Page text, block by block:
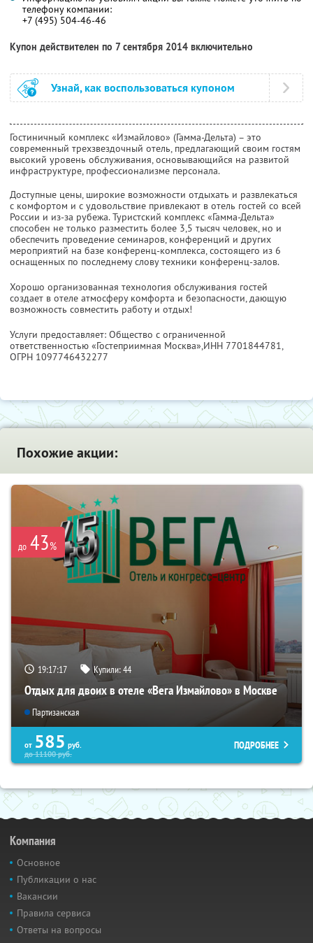
телефону компании:
+7 (495) 504-46-46
Купон действителен по 7 сентября 2014 включительно
Узнай, как воспользоваться купоном
Гостиничный комплекс «Измайлово» (Гамма-Дельта) – это
современный трехзвездочный отель, предлагающий своим гостям
высокий уровень обслуживания, основывающийся на развитой
инфраструктуре, профессионализме персонала.
Доступные цены, широкие возможности отдыхать и развлекаться
с комфортом и с удовольствие привлекают в отель гостей со всей
России и из-за рубежа. Туристский комплекс «Гамма-Дельта»
способен не только разместить более 3,5 тысяч человек, но и
обеспечить проведение семинаров, конференций и других
мероприятий на базе конференц-комплекса, состоящего из 6
оснащенных по последнему слову техники конференц-залов.
Хорошо организованная технология обслуживания гостей
создает в отеле атмосферу комфорта и безопасности, дающую
возможность совместить работу и отдых!
Услуги предоставляет: Общество с ограниченной
ответственностью «Гостеприимная Москва»,ИНН 7701844781,
ОГРН 1097746432277
Похожие акции:
до 43%
19:17:17 Купили:44
Отдых для двоих в отеле «Вега Измайлово» в Москве
Партизанская
от 585 руб.
до11100руб.
ПОДРОБНЕЕ
Компания
Основное
Публикации о нас
Вакансии
Правила сервиса
Ответы на вопросы